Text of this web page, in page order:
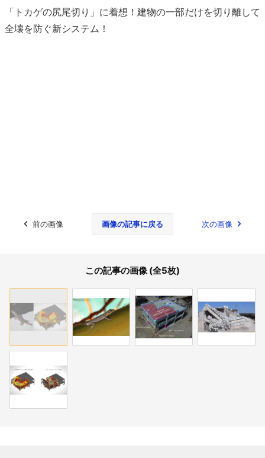
「トカゲの尻尾切り」に着想！建物の一部だけを切り離して
全壊を防ぐ新システム！
前の画像 画像の記事に戻る 次の画像
この記事の画像 (全5枚)